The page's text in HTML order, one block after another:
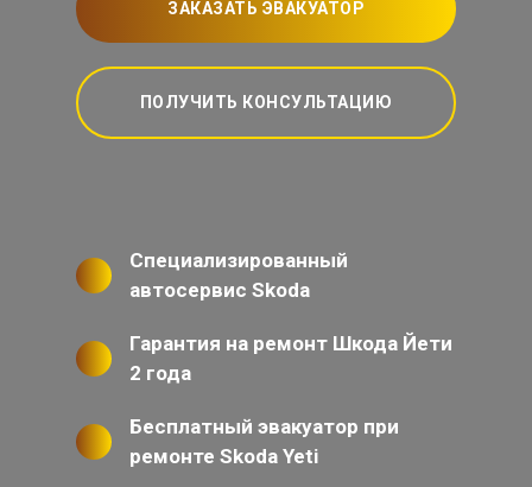
ЗАКАЗАТЬ ЭВАКУАТОР
ПОЛУЧИТЬ КОНСУЛЬТАЦИЮ
Специализированный
автосервис Skoda
Гарантия на ремонт Шкода Йети
2 года
Бесплатный эвакуатор при
ремонте Skoda Yeti